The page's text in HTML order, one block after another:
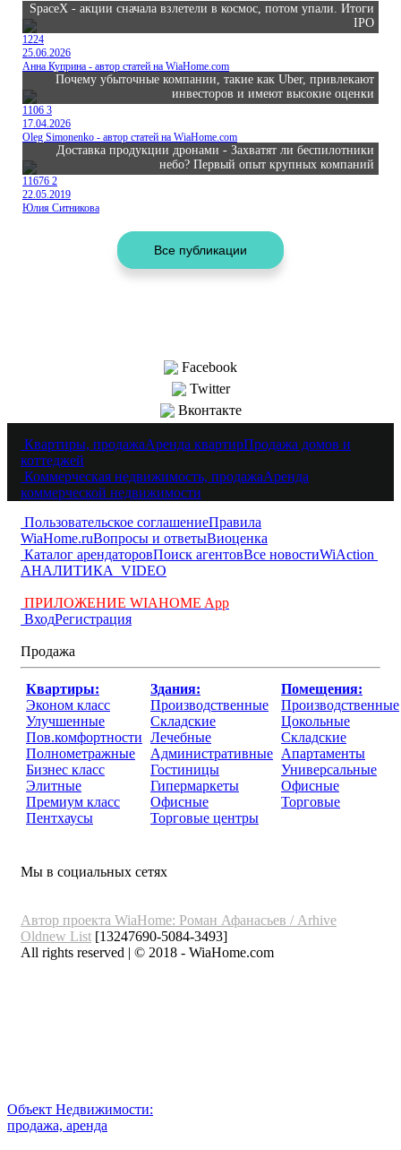
SpaceX - акции сначала взлетели в космос, потом упали. Итоги
IPO
1224
25.06.2026
Анна Куприна - автор статей на WiaHome.com
Почему убыточные компании, такие как Uber, привлекают
инвесторов и имеют высокие оценки
1106 3
17.04.2026
Oleg Simonenko - автор статей на WiaHome.com
Доставка продукции дронами - Захватят ли беспилотники
небо? Первый опыт крупных компаний
11676 2
22.05.2019
Юлия Ситникова
Facebook
Twitter
Вконтакте
Квартиры, продажаАренда квартирПродажа домов и
коттеджей
Коммерческая недвижимость, продажаАренда
коммерческой недвижимости
Пользовательское соглашениеПравила
WiaHome.ruВопросы и ответыВиоценка
Каталог арендаторовПоиск агентовВсе новостиWiAction
АНАЛИТИКА VIDEO
ПРИЛОЖЕНИЕ WIAHOME App
ВходРегистрация
Продажа
Квартиры:
Эконом класс
Улучшенные
Пов.комфортности
Полнометражные
Бизнес класс
Элитные
Премиум класс
Пентхаусы
Здания:
Производственные
Складские
Лечебные
Административные
Гостиницы
Гипермаркеты
Офисные
Торговые центры
Помещения:
Производственные
Цокольные
Складские
Апартаменты
Универсальные
Офисные
Торговые
Мы в социальных сетях
Автор проекта WiaHome: Роман Афанасьев / Arhive
Oldnew List [13247690-5084-3493]
All rights reserved | © 2018 - WiaHome.com
Объект Недвижимости:
продажа, аренда